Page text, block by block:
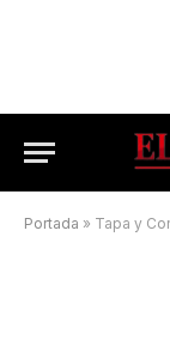
Portada » Tapa y